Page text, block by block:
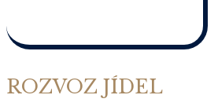
ROZVOZ JÍDEL